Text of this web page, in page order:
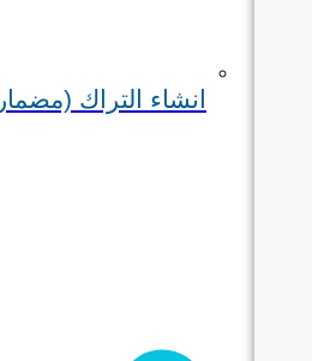
انشاء التراك (مضمار)